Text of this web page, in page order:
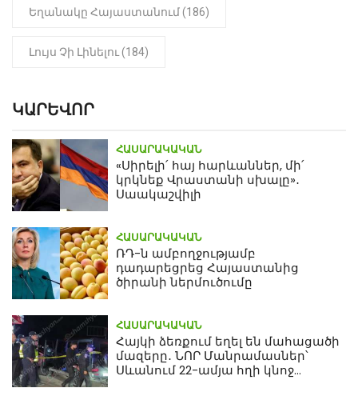
Եղանակը Հայաստանում (186)
Լույս Չի Լինելու (184)
ԿԱՐԵՎՈՐ
ՀԱՍԱՐԱԿԱԿԱՆ
«Սիրելի՛ հայ հարևաններ, մի՛
կրկնեք Վրաստանի սխալը»․
Սաակաշվիլի
ՀԱՍԱՐԱԿԱԿԱՆ
ՌԴ-ն ամբողջությամբ
դադարեցրեց Հայաստանից
ծիրանի ներմուծումը
ՀԱՍԱՐԱԿԱԿԱՆ
Հայկի ձեռքում եղել են մահացածի
մազերը․ ՆՈՐ Մանրամասներ՝
Սևանում 22-ամյա հղի կնոջ